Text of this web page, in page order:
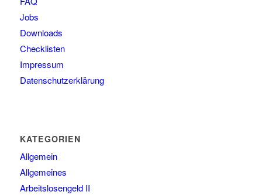
Jobs
Downloads
Checklisten
Impressum
Datenschutzerklärung
KATEGORIEN
Allgemein
Allgemeines
Arbeitslosengeld II